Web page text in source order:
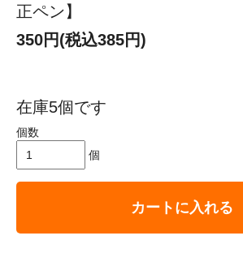
正ペン】
350円(税込385円)
在庫5個です
個数
個
カートに入れる